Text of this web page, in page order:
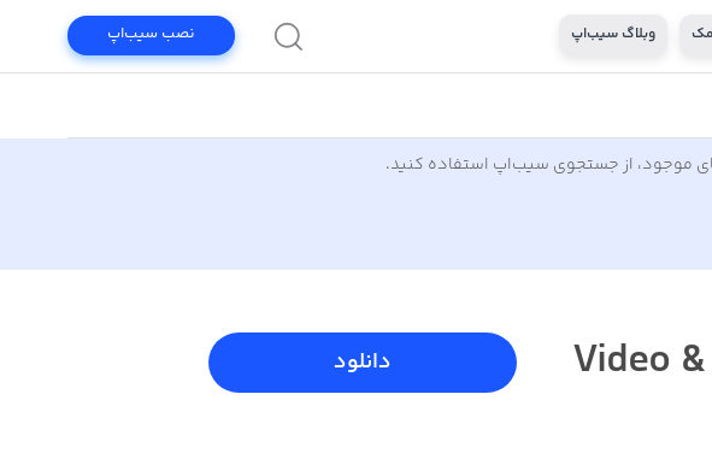
مک وبلاگ سیب‌اپ نصب سیب‌اپ
موجود، از جستجوی سیب‌اپ استفاده کنید.
Video دانلود